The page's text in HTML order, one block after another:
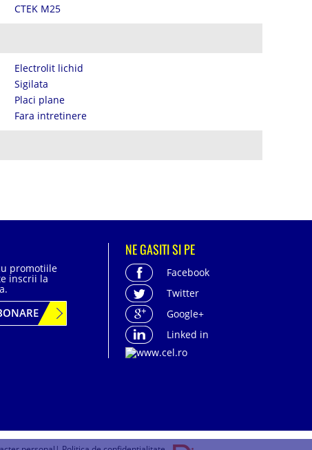
CTEK M25
Electrolit lichid
Sigilata
Placi plane
Fara intretinere
promotiile
inscrii la
NE GASITI SI PE
Facebook
Twitter
Google+
Linked in